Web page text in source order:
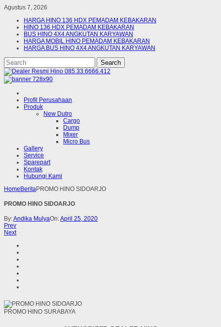
Agustus 7, 2026
HARGA HINO 136 HDX PEMADAM KEBAKARAN
HINO 136 HDX PEMADAM KEBAKARAN
BUS HINO 4X4 ANGKUTAN KARYAWAN
HARGA MOBIL HINO PEMADAM KEBAKARAN
HARGA BUS HINO 4X4 ANGKUTAN KARYAWAN
Profil Perusahaan
Produk
New Dutro
Cargo
Dump
Mixer
Micro Bus
Gallery
Service
Sparepart
Kontak
Hubungi Kami
Home BeritaPROMO HINO SIDOARJO
PROMO HINO SIDOARJO
By:Andika MulyaOn:April 25, 2020
Prev
Next
PROMO HINO SURABAYA